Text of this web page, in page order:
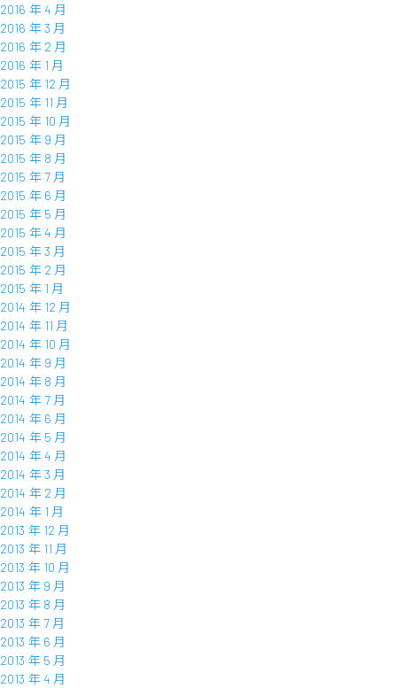
2016 年 4 月
2016 年 3 月
2016 年 2 月
2016 年 1 月
2015 年 12 月
2015 年 11 月
2015 年 10 月
2015 年 9 月
2015 年 8 月
2015 年 7 月
2015 年 6 月
2015 年 5 月
2015 年 4 月
2015 年 3 月
2015 年 2 月
2015 年 1 月
2014 年 12 月
2014 年 11 月
2014 年 10 月
2014 年 9 月
2014 年 8 月
2014 年 7 月
2014 年 6 月
2014 年 5 月
2014 年 4 月
2014 年 3 月
2014 年 2 月
2014 年 1 月
2013 年 12 月
2013 年 11 月
2013 年 10 月
2013 年 9 月
2013 年 8 月
2013 年 7 月
2013 年 6 月
2013 年 5 月
2013 年 4 月